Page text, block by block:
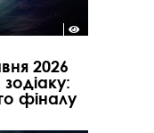
2026
зодіаку:
фіналу